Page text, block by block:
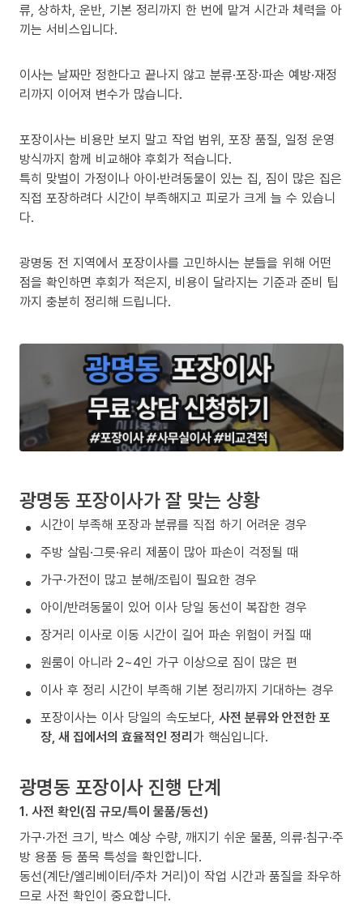
류, 상하차, 운반, 기본 정리까지 한 번에 맡겨 시간과 체력을 아
끼는 서비스입니다.
이사는 날짜만 정한다고 끝나지 않고 분류·포장·파손 예방·재정
리까지 이어져 변수가 많습니다.
포장이사는 비용만 보지 말고 작업 범위, 포장 품질, 일정 운영
방식까지 함께 비교해야 후회가 적습니다.
특히 맞벌이 가정이나 아이·반려동물이 있는 집, 짐이 많은 집은
직접 포장하려다 시간이 부족해지고 피로가 크게 늘 수 있습니
다.
광명동 전 지역에서 포장이사를 고민하시는 분들을 위해 어떤
점을 확인하면 후회가 적은지, 비용이 달라지는 기준과 준비 팁
까지 충분히 정리해 드립니다.
광명동 포장이사가 잘 맞는 상황
시간이 부족해 포장과 분류를 직접 하기 어려운 경우
주방 살림·그릇·유리 제품이 많아 파손이 걱정될 때
가구·가전이 많고 분해/조립이 필요한 경우
아이/반려동물이 있어 이사 당일 동선이 복잡한 경우
장거리 이사로 이동 시간이 길어 파손 위험이 커질 때
원룸이 아니라 2~4인 가구 이상으로 짐이 많은 편
이사 후 정리 시간이 부족해 기본 정리까지 기대하는 경우
포장이사는 이사 당일의 속도보다, 사전 분류와 안전한 포
장, 새 집에서의 효율적인 정리가 핵심입니다.
광명동 포장이사 진행 단계
1. 사전 확인(짐 규모/특이 물품/동선)
가구·가전 크기, 박스 예상 수량, 깨지기 쉬운 물품, 의류·침구·주
방 용품 등 품목 특성을 확인합니다.
동선(계단/엘리베이터/주차 거리)이 작업 시간과 품질을 좌우하
므로 사전 확인이 중요합니다.